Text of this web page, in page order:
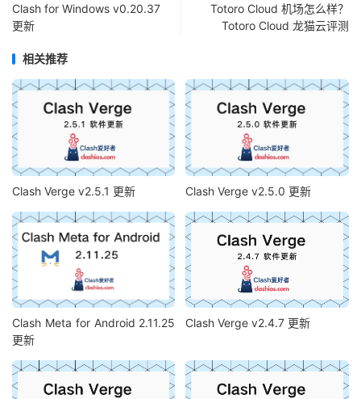
Clash for Windows v0.20.37
更新
Totoro Cloud 机场怎么样？
Totoro Cloud 龙猫云评测
相关推荐
Clash Verge v2.5.1 更新 Clash Verge v2.5.0 更新
Clash Meta for Android 2.11.25
更新
Clash Verge v2.4.7 更新